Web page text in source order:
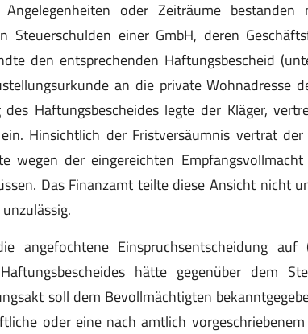
oder Zeiträume bestanden
Steuerschulden einer GmbH, deren
den entsprechenden Haftungsbescheid
an die private Wohnadresse
Haftungsbescheides legte der Kläger,
Hinsichtlich der Fristversäumnis vertrat
wegen der eingereichten
Das Finanzamt teilte diese Ansicht nicht
angefochtene Einspruchsentscheidung
hätte gegenüber dem
soll dem Bevollmächtigten
oder eine nach amtlich